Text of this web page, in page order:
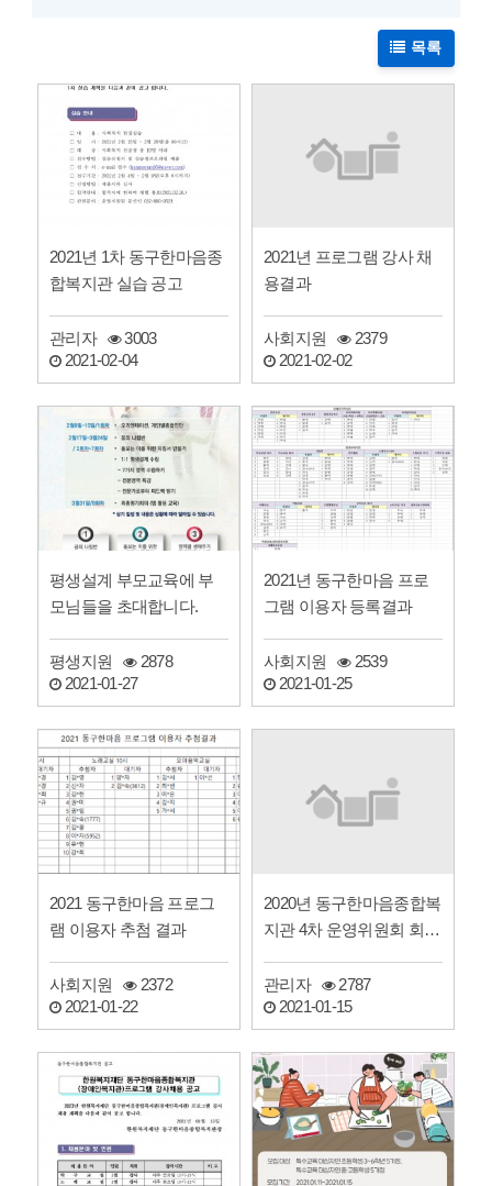
목록
2021년 1차 동구한마음종
합복지관 실습 공고
관리자
3003
2021-02-04
2021년 프로그램 강사 채
용결과
사회지원
2379
2021-02-02
평생설계 부모교육에 부
모님들을 초대합니다.
평생지원
2878
2021-01-27
2021년 동구한마음 프로
그램 이용자 등록결과
사회지원
2539
2021-01-25
2021 동구한마음 프로그
램 이용자 추첨 결과
사회지원
2372
2021-01-22
2020년 동구한마음종합복
지관 4차 운영위원회 회의
관리자
2787
2021-01-15